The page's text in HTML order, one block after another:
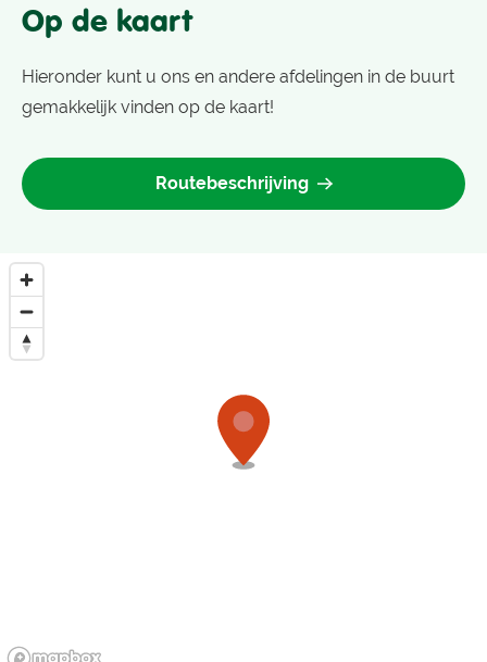
Op de kaart
Hieronder kunt u ons en andere afdelingen in de buurt
gemakkelijk vinden op de kaart!
Routebeschrijving